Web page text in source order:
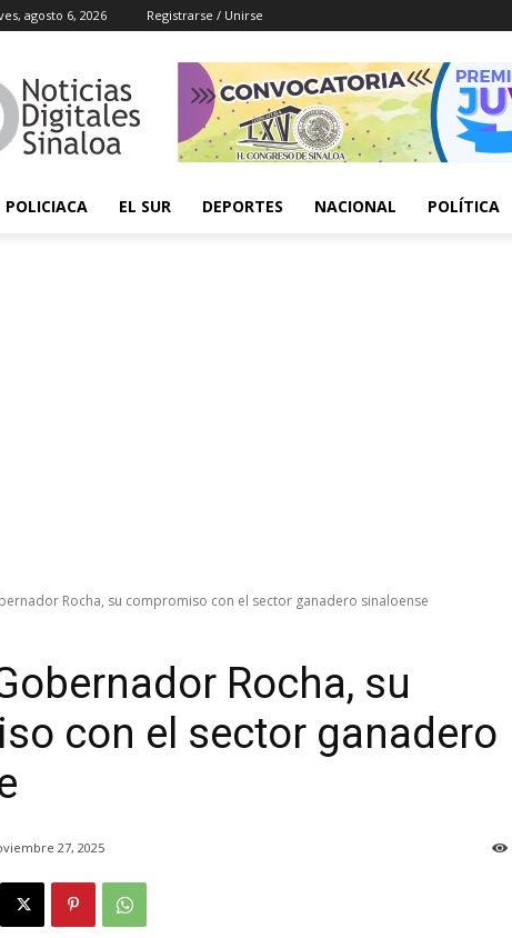
agosto 6, 2026 Registrarse / Unirse
POLICIACA EL SUR DEPORTES NACIONAL POLÍTICA
Rocha, su compromiso con el sector ganadero sinaloense
Rocha, su
con el sector ganadero
27, 2025